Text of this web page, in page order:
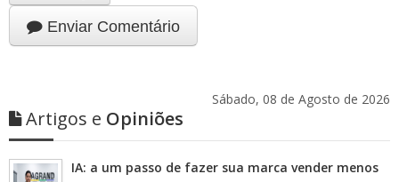
Enviar Comentário
Sábado, 08 de Agosto de 2026
Artigos e Opiniões
IA: a um passo de fazer sua marca vender menos